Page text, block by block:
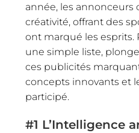
année, les annonceurs
créativité, offrant des
ont marqué les esprits.
une simple liste,
ces publicités
concepts innovants et
participé.
#1 L’Intelligence